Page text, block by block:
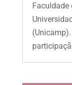
Faculdade